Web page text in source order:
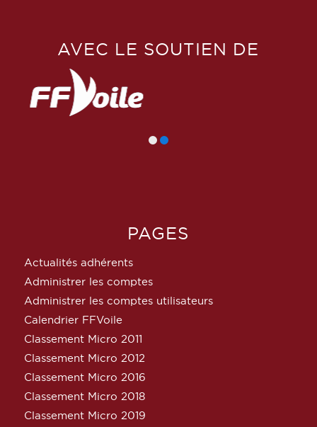
AVEC LE SOUTIEN DE
PAGES
Actualités adhérents
Administrer les comptes
Administrer les comptes utilisateurs
Calendrier FFVoile
Classement Micro 2011
Classement Micro 2012
Classement Micro 2016
Classement Micro 2018
Classement Micro 2019